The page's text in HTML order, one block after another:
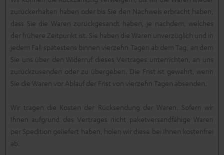
zurückerhalten haben oder bis Sie den Nachweis erbracht haben,
dass Sie die Waren zurückgesandt haben, je nachdem, welches
der frühere Zeitpunkt ist. Sie haben die Waren unverzüglich und in
jedem Fall spätestens binnen vierzehn Tagen ab dem Tag, an dem
Sie uns über den Widerruf dieses Vertrages unterrichten, an uns
zurückzusenden oder zu übergeben. Die Frist ist gewahrt, wenn
Sie die Waren vor Ablauf der Frist von vierzehn Tagen absenden.
Wir tragen die Kosten der Rücksendung der Waren. Sofern wir
Ihnen aufgrund des Vertrages nicht paketversandfähige Waren
per Spedition geliefert haben, holen wir diese bei Ihnen kostenfrei
ab.